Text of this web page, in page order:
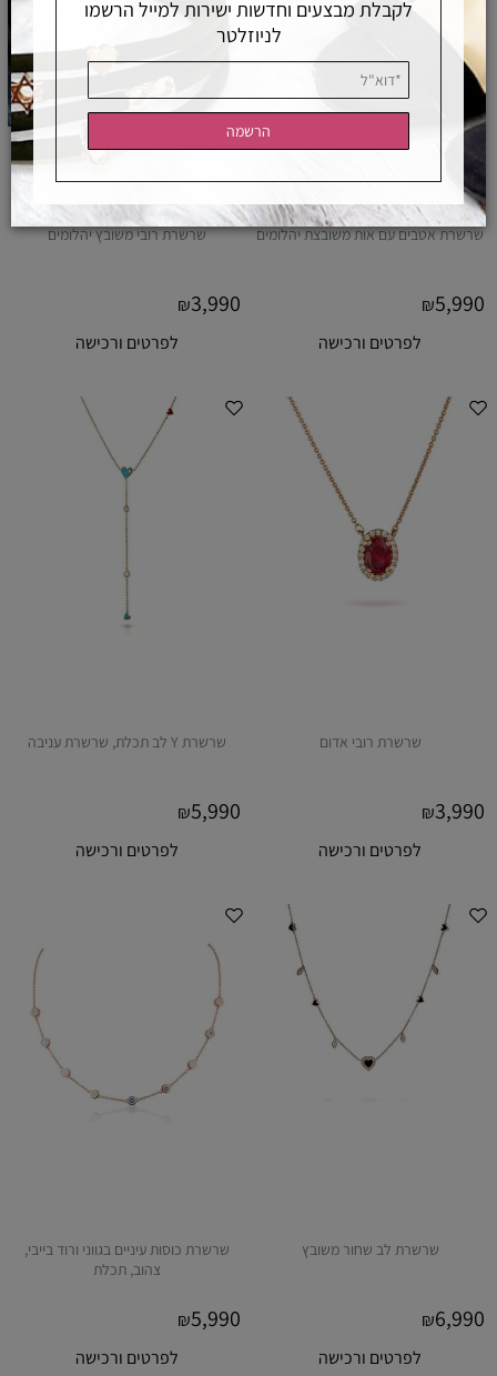
שרשרת אטבים עם אות משובצת יהלומים
₪5,990
לפרטים ורכישה
שרשרת רובי משובץ יהלומים
₪3,990
לפרטים ורכישה
שרשרת רובי אדום
₪3,990
לפרטים ורכישה
שרשרת Y לב תכלת, שרשרת עניבה
₪5,990
לפרטים ורכישה
שרשרת לב שחור משובץ
₪6,990
לפרטים ורכישה
שרשרת כוסות עיניים בגווני ורוד בייבי,
צהוב, תכלת
₪5,990
לפרטים ורכישה
לקבלת מבצעים וחדשות ישירות למייל הרשמו
לניוזלטר